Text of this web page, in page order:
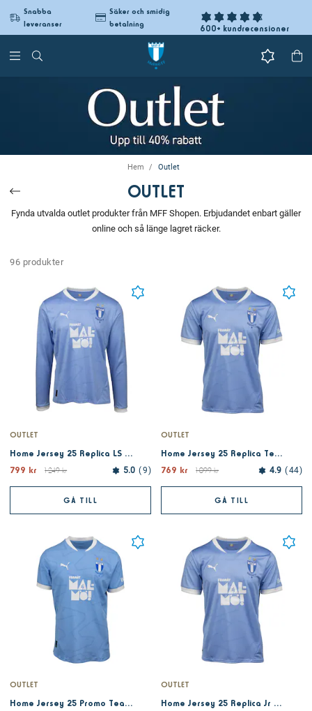
Snabba
leveranser
Säker och smidig
betalning
600+ kundrecensioner
Hem Outlet
OUTLET
Fynda utvalda outlet produkter från MFF Shopen. Erbjudandet enbart gäller
online och så länge lagret räcker.
96 produkter
OUTLET
Home Jersey 25 Replica LS - Team Light Blue
799 kr
1 249 kr 5.0 9
GÅ TILL
OUTLET
Home Jersey 25 Replica Team Light Blue
769 kr
1 099 kr 4.9 44
GÅ TILL
OUTLET
Home Jersey 25 Promo Team Light Blue
OUTLET
Home Jersey 25 Replica Jr Team Light Blue